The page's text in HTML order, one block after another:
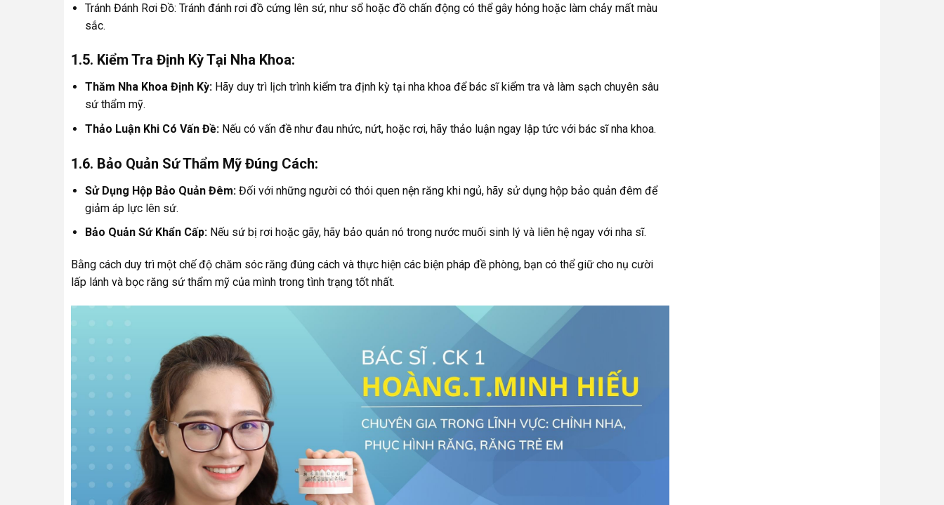
Tránh Đánh Rơi Đồ: Tránh đánh rơi đồ cứng lên sứ, như sổ hoặc đồ chấn động có thể gây hỏng hoặc làm chảy mất màu
sắc.
1.5. Kiểm Tra Định Kỳ Tại Nha Khoa:
Thăm Nha Khoa Định Kỳ: Hãy duy trì lịch trình kiểm tra định kỳ tại nha khoa để bác sĩ kiểm tra và làm sạch chuyên sâu
sứ thẩm mỹ.
Thảo Luận Khi Có Vấn Đề: Nếu có vấn đề như đau nhức, nứt, hoặc rơi, hãy thảo luận ngay lập tức với bác sĩ nha khoa.
1.6. Bảo Quản Sứ Thẩm Mỹ Đúng Cách:
Sử Dụng Hộp Bảo Quản Đêm: Đối với những người có thói quen nện răng khi ngủ, hãy sử dụng hộp bảo quản đêm để
giảm áp lực lên sứ.
Bảo Quản Sứ Khẩn Cấp: Nếu sứ bị rơi hoặc gãy, hãy bảo quản nó trong nước muối sinh lý và liên hệ ngay với nha sĩ.
Bằng cách duy trì một chế độ chăm sóc răng đúng cách và thực hiện các biện pháp đề phòng, bạn có thể giữ cho nụ cười
lấp lánh và bọc răng sứ thẩm mỹ của mình trong tình trạng tốt nhất.